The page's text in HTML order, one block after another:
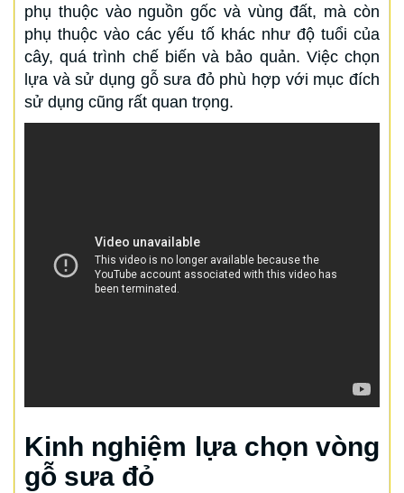
phụ thuộc vào nguồn gốc và vùng đất, mà còn
phụ thuộc vào các yếu tố khác như độ tuổi của
cây, quá trình chế biến và bảo quản. Việc chọn
lựa và sử dụng gỗ sưa đỏ phù hợp với mục đích
sử dụng cũng rất quan trọng.
Kinh nghiệm lựa chọn vòng
gỗ sưa đỏ